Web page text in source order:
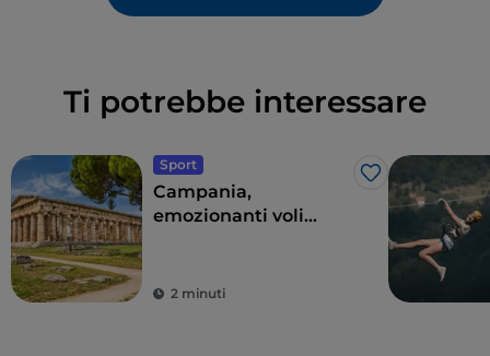
Ti potrebbe interessare
Sport
Like
Campania,
emozionanti voli
Paestum o sul Vesuvio
2 minuti